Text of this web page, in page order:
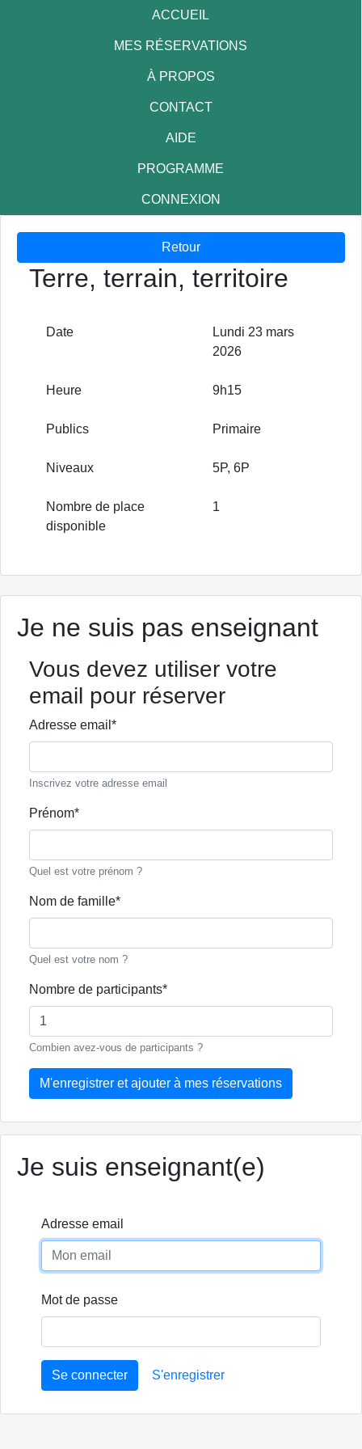
ACCUEIL
MES RÉSERVATIONS
À PROPOS
CONTACT
AIDE
PROGRAMME
CONNEXION
Retour
Terre, terrain, territoire
Date
Lundi 23 mars
2026
Heure 9h15
Publics Primaire
Niveaux 5P, 6P
Nombre de place
disponible
1
Je ne suis pas enseignant
Vous devez utiliser votre
email pour réserver
Adresse email*
Inscrivez votre adresse email
Prénom*
Quel est votre prénom ?
Nom de famille*
Quel est votre nom ?
Nombre de participants*
Combien avez-vous de participants ?
M'enregistrer et ajouter à mes réservations
Je suis enseignant(e)
Adresse email
Mot de passe
Se connecter S'enregistrer